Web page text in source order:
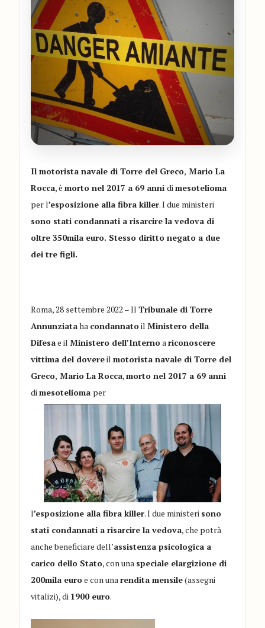
Il motorista navale di Torre del Greco, Mario La
Rocca, èmorto nel 2017 a 69 annidimesotelioma
per l’esposizione alla fibra killer. I due ministeri
sono stati condannati a risarcire la vedova di
oltre 350mila euro. Stesso diritto negato a due
dei tre figli.
Roma, 28 settembre 2022 – IlTribunale di Torre
Annunziataha condannatoilMinistero della
Difesae ilMinistero dell’Internoariconoscere
vittima del dovereilmotorista navale di Torre del
Greco, Mario La Rocca,morto nel 2017 a 69 anni
dimesotelioma per
l’esposizione alla fibra killer. I due ministeri sono
stati condannati a risarcire la vedova, che potrà
anche beneficiare dell’assistenza psicologica a
carico dello Stato, con una speciale elargizione di
200mila euroe con unarendita mensile(assegni
vitalizi), di 1900 euro.